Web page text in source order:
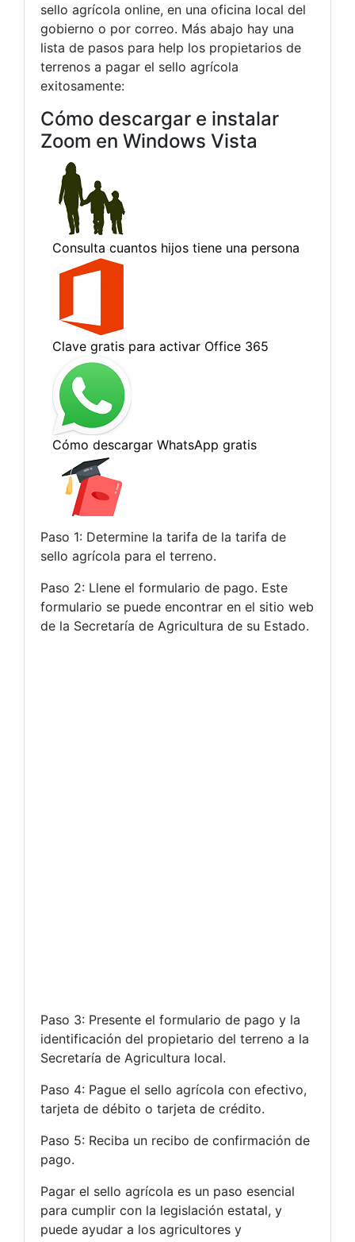
sello agrícola online, en una oficina local del
gobierno o por correo. Más abajo hay una
lista de pasos para help los propietarios de
terrenos a pagar el sello agrícola
exitosamente:
Cómo descargar e instalar
Zoom en Windows Vista
Paso 1: Determine la tarifa de la tarifa de
sello agrícola para el terreno.
Paso 2: Llene el formulario de pago. Este
formulario se puede encontrar en el sitio web
de la Secretaría de Agricultura de su Estado.
Paso 3: Presente el formulario de pago y la
identificación del propietario del terreno a la
Secretaría de Agricultura local.
Paso 4: Pague el sello agrícola con efectivo,
tarjeta de débito o tarjeta de crédito.
Paso 5: Reciba un recibo de confirmación de
pago.
Pagar el sello agrícola es un paso esencial
para cumplir con la legislación estatal, y
puede ayudar a los agricultores y